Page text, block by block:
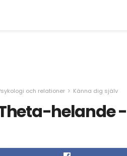
och relationer Känna dig själv
helande